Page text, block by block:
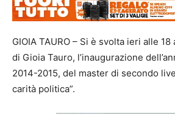
GIOIA TAURO – Si è svolta ieri alle
di Gioia Tauro, l’inaugurazione
2014-2015, del master di secondo
carità politica”.